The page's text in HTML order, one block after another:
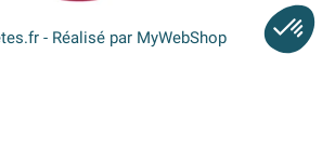
- Réalisé par MyWebShop